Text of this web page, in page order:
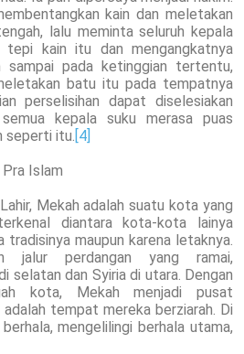
kain dan meletakan
lalu meminta seluruh kepala
tepi kain itu dan mengangkatnya
sampai pada ketinggian tertentu,
batu itu pada tempatnya
perselisihan dapat diselesiakan
kepala suku merasa puas
seperti itu. [4]
Pra Islam
Mekah adalah suatu kota yang
diantara kota-kota lainya
tradisinya maupun karena letaknya.
perdangan yang ramai,
selatan dan Syiria di utara. Dengan
kota, Mekah menjadi pusat
adalah tempat mereka berziarah. Di
mengelilingi berhala utama,